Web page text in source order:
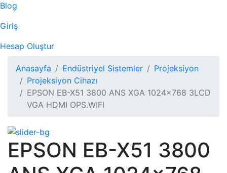
Blog
Giriş
Hesap Oluştur
Anasayfa Endüstriyel Sistemler
Projeksiyon
Projeksiyon Cihazı
EPSON EB-X51 3800 ANS XGA 1024x768 3LCD
VGA HDMI OPS.WIFI
EPSON EB-X51 3800